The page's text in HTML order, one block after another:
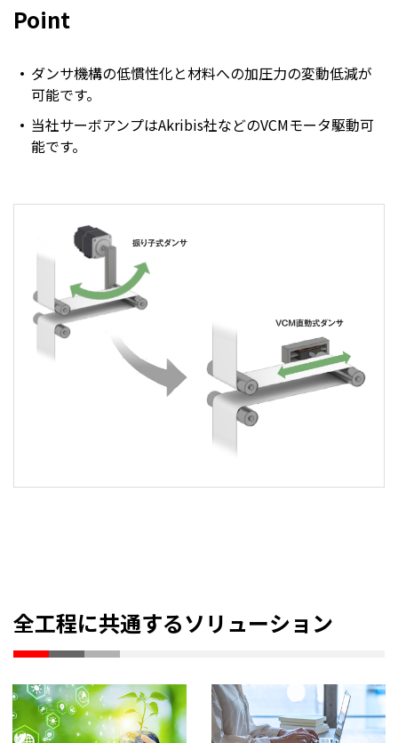
Point
ダンサ機構の低慣性化と材料への加圧力の変動低減が
可能です。
当社サーボアンプはAkribis社などのVCMモータ駆動可
能です。
全工程に共通するソリューション